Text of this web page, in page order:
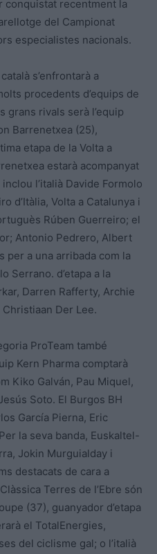
conquistat recentment la
del Campionat
especialistes nacionals.
s’enfrontarà a
procedents d’equips de
grans rivals serà l’equip
Barrenetxea (25),
etapa de la Volta a
estarà acompanyat
l’italià Davide Formolo
d’Itàlia, Volta a Catalunya i
Rúben Guerreiro; el
Antonio Pedrero, Albert
per a una arribada com la
Serrano. d’etapa a la
Darren Rafferty, Archie
Der Lee.
ProTeam també
Kern Pharma comptarà
Kiko Galván, Pau Miquel,
Soto. El Burgos BH
García Pierna, Eric
la seva banda, Euskaltel-
Jokin Murguialday i
destacats de cara a
Terres de l’Ebre són
(37), guanyador d’etapa
el TotalEnergies,
del ciclisme gal; o l’italià